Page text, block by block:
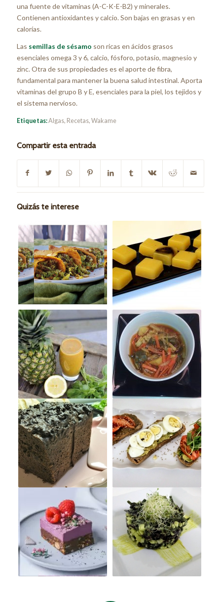
una fuente de vitaminas (A-C-K-E-B2) y minerales.
Contienen antioxidantes y calcio. Son bajas en grasas y en
calorías.
Las semillas de sésamo son ricas en ácidos grasos
esenciales omega 3 y 6, calcio, fósforo, potasio, magnesio y
zinc. Otra de sus propiedades es el aporte de fibra,
fundamental para mantener la buena salud intestinal. Aporta
vitaminas del grupo B y E, esenciales para la piel, los tejidos y
el sistema nervioso.
Etiquetas:Algas, Recetas, Wakame
Compartir esta entrada
Quizás te interese